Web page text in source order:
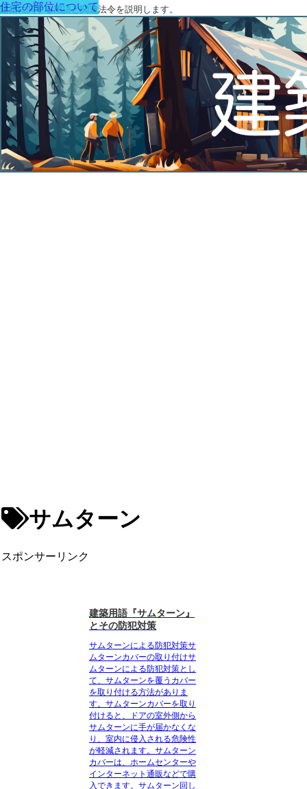
建築に関する用語と関連法令を説明します。
サムターン
スポンサーリンク
住宅の部位について
建築用語『サムターン』
とその防犯対策
サムターンによる防犯対策サ
ムターンカバーの取り付けサ
ムターンによる防犯対策とし
て、サムターンを覆うカバー
を取り付ける方法がありま
す。サムターンカバーを取り
付けると、ドアの室外側から
サムターンに手が届かなくな
り、室内に侵入される危険性
が軽減されます。サムターン
カバーは、ホームセンターや
インターネット通販などで購
入できます。 サムターン回し